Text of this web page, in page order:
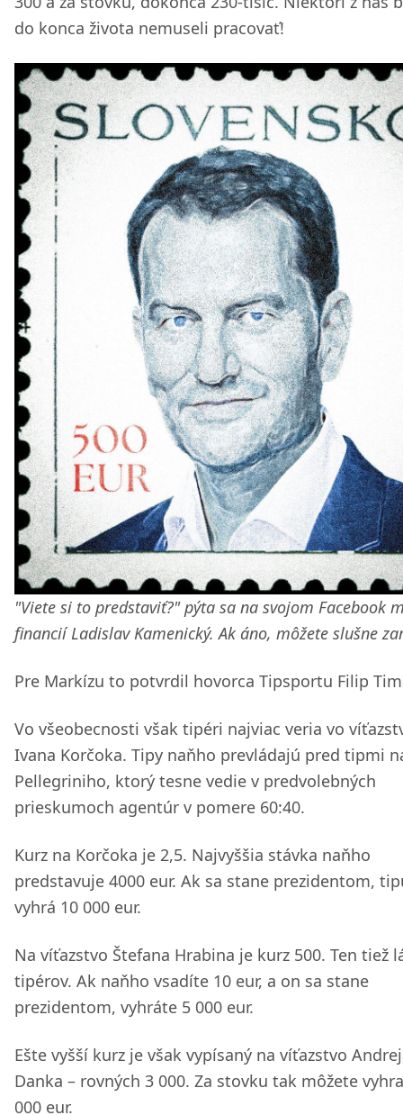
do konca života nemuseli pracovať!
"Viete si to predstaviť?" pýta sa na svojom Facebook
financií Ladislav Kamenický. Ak áno, môžete slušne
Pre Markízu to potvrdil hovorca Tipsportu Filip
Vo všeobecnosti však tipéri najviac veria vo
Ivana Korčoka. Tipy naňho prevládajú pred tipmi
Pellegriniho, ktorý tesne vedie v predvolebných
prieskumoch agentúr v pomere 60:40.
Kurz na Korčoka je 2,5. Najvyššia stávka naňho
predstavuje 4000 eur. Ak sa stane prezidentom,
vyhrá 10 000 eur.
Na víťazstvo Štefana Hrabina je kurz 500. Ten tiež
tipérov. Ak naňho vsadíte 10 eur, a on sa stane
prezidentom, vyhráte 5 000 eur.
Ešte vyšší kurz je však vypísaný na víťazstvo
Danka – rovných 3 000. Za stovku tak môžete
000 eur.